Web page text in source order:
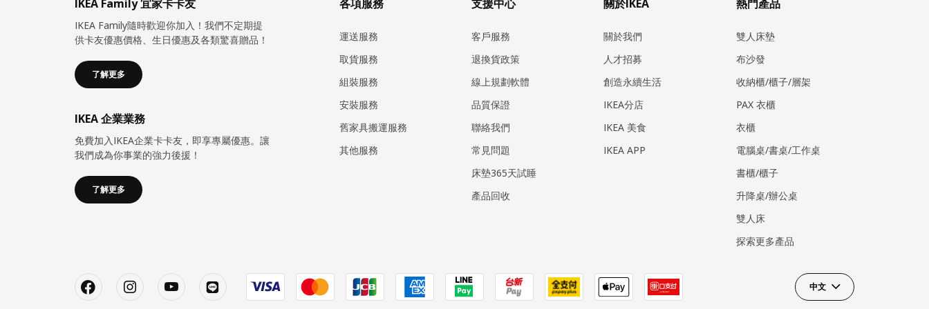
IKEA Family 宜家卡卡友
IKEA Family隨時歡迎你加入！我們不定期提
供卡友優惠價格、生日優惠及各類驚喜贈品！
了解更多
IKEA 企業業務
免費加入IKEA企業卡卡友，即享專屬優惠。讓
我們成為你事業的強力後援！
了解更多
各項服務
運送服務
取貨服務
組裝服務
安裝服務
​舊家具搬運服務
其他服務
支援中心
客戶服務
退換貨政策
線上規劃軟體
品質保證
聯絡我們
常見問題
床墊365天試睡
產品回收
關於IKEA
關於我們
人才招募
創造永續生活
IKEA分店
IKEA 美食
IKEA APP
熱門產品
雙人床墊
布沙發
收納櫃/櫃子/層架
PAX 衣櫃
衣櫃
電腦桌/書桌/工作桌
書櫃/櫃子
升降桌/辦公桌
雙人床
探索更多產品
中文